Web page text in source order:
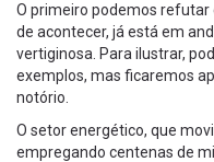
O primeiro podemos refutar
de acontecer, já está em
vertiginosa. Para ilustrar,
exemplos, mas ficaremos
notório.
O setor energético, que
empregando centenas de